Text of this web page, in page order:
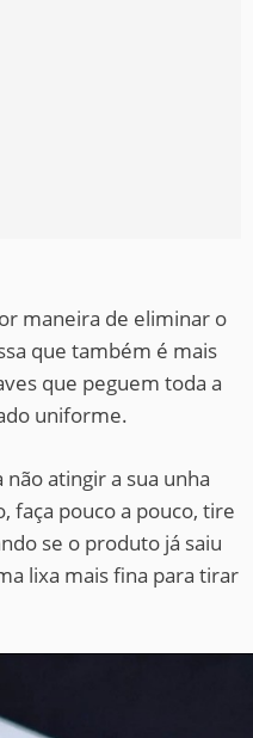
maneira de eliminar o
que também é mais
que peguem toda a
uniforme.
atingir a sua unha
faça pouco a pouco, tire
se o produto já saiu
lixa mais fina para tirar